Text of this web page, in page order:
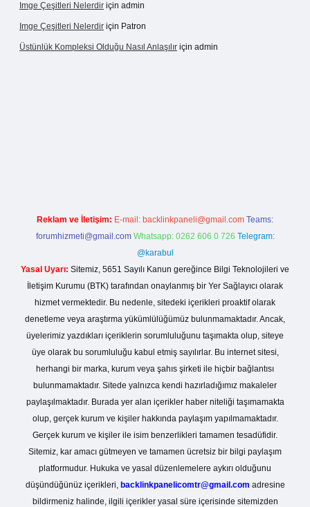
Imge Çeşitleri Nelerdir için admin
Imge Çeşitleri Nelerdir için Patron
Üstünlük Kompleksi Olduğu Nasıl Anlaşılır için admin
Reklam ve İletişim: E-mail: backlinkpaneli@gmail.com Teams:
forumhizmeti@gmail.com Whatsapp: 0262 606 0 726 Telegram:
@karabul
Yasal Uyarı: Sitemiz, 5651 Sayılı Kanun gereğince Bilgi Teknolojileri ve
İletişim Kurumu (BTK) tarafından onaylanmış bir Yer Sağlayıcı olarak
hizmet vermektedir. Bu nedenle, sitedeki içerikleri proaktif olarak
denetleme veya araştırma yükümlülüğümüz bulunmamaktadır. Ancak,
üyelerimiz yazdıkları içeriklerin sorumluluğunu taşımakta olup, siteye
üye olarak bu sorumluluğu kabul etmiş sayılırlar. Bu internet sitesi,
herhangi bir marka, kurum veya şahıs şirketi ile hiçbir bağlantısı
bulunmamaktadır. Sitede yalnızca kendi hazırladığımız makaleler
paylaşılmaktadır. Burada yer alan içerikler haber niteliği taşımamakta
olup, gerçek kurum ve kişiler hakkında paylaşım yapılmamaktadır.
Gerçek kurum ve kişiler ile isim benzerlikleri tamamen tesadüfidir.
Sitemiz, kar amacı gütmeyen ve tamamen ücretsiz bir bilgi paylaşım
platformudur. Hukuka ve yasal düzenlemelere aykırı olduğunu
düşündüğünüz içerikleri, backlinkpanelicomtr@gmail.com adresine
bildirmeniz halinde, ilgili içerikler yasal süre içerisinde sitemizden